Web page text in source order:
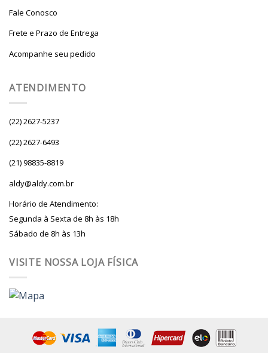
Fale Conosco
Frete e Prazo de Entrega
Acompanhe seu pedido
ATENDIMENTO
(22) 2627-5237
(22) 2627-6493
(21) 98835-8819
aldy@aldy.com.br
Horário de Atendimento:
Segunda à Sexta de 8h às 18h
Sábado de 8h às 13h
VISITE NOSSA LOJA FÍSICA